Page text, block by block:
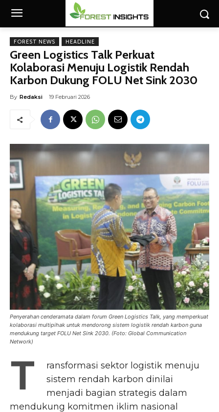
FOREST NEWS HEADLINE
Green Logistics Talk Perkuat
Kolaborasi Menuju Logistik Rendah
Karbon Dukung FOLU Net Sink 2030
By Redaksi 19 Februari 2026
Penyerahan cenderamata dalam forum Green Logistics Talk, yang memperkuat
kolaborasi multipihak untuk mendorong sistem logistik rendah karbon guna
mendukung target FOLU Net Sink 2030. (Foto: Global Communication
Network)
T
ransformasi sektor logistik menuju
sistem rendah karbon dinilai
menjadi bagian strategis dalam
mendukung komitmen iklim nasional